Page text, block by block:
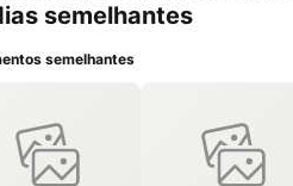
semelhantes
semelhantes